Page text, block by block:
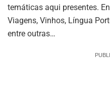
temáticas aqui presentes.
Viagens, Vinhos, Língua
entre outras…